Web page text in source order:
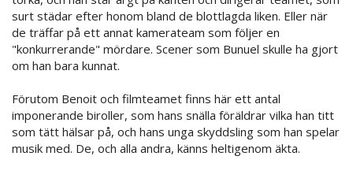
surt städar efter honom bland de blottlagda liken. Eller när
de träffar på ett annat kamerateam som följer en
"konkurrerande" mördare. Scener som Bunuel skulle ha gjort
om han bara kunnat.
Förutom Benoit och filmteamet finns här ett antal
imponerande biroller, som hans snälla föräldrar vilka han titt
som tätt hälsar på, och hans unga skyddsling som han spelar
musik med. De, och alla andra, känns heltigenom äkta.